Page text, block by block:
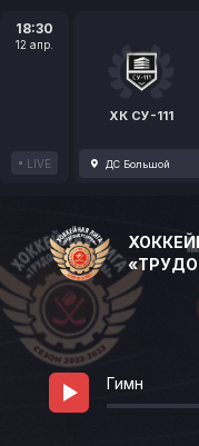
18:30
12 апр.
LIVE
ХК СУ-111
ДС Большой
Гимн